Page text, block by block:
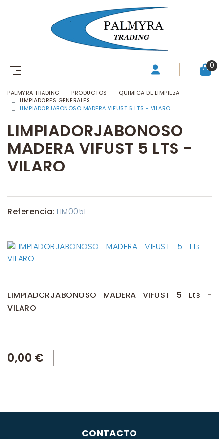
0
PALMYRA TRADING PRODUCTOS
QUIMICA DE LIMPIEZA
LIMPIADORES GENERALES
LIMPIADORJABONOSO MADERA VIFUST 5 LTS - VILARO
LIMPIADORJABONOSO
MADERA VIFUST 5 LTS -
VILARO
Referencia: LIM0051
LIMPIADORJABONOSO MADERA VIFUST 5 Lts -
VILARO
0,00 €
CONTACTO